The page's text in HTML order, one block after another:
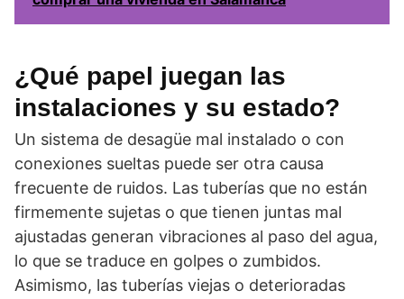
¿Qué papel juegan las
instalaciones y su estado?
Un sistema de desagüe mal instalado o con
conexiones sueltas puede ser otra causa
frecuente de ruidos. Las tuberías que no están
firmemente sujetas o que tienen juntas mal
ajustadas generan vibraciones al paso del agua,
lo que se traduce en golpes o zumbidos.
Asimismo, las tuberías viejas o deterioradas